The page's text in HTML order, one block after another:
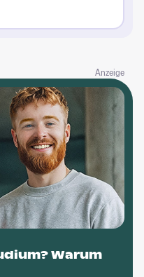
Anzeige
Warum